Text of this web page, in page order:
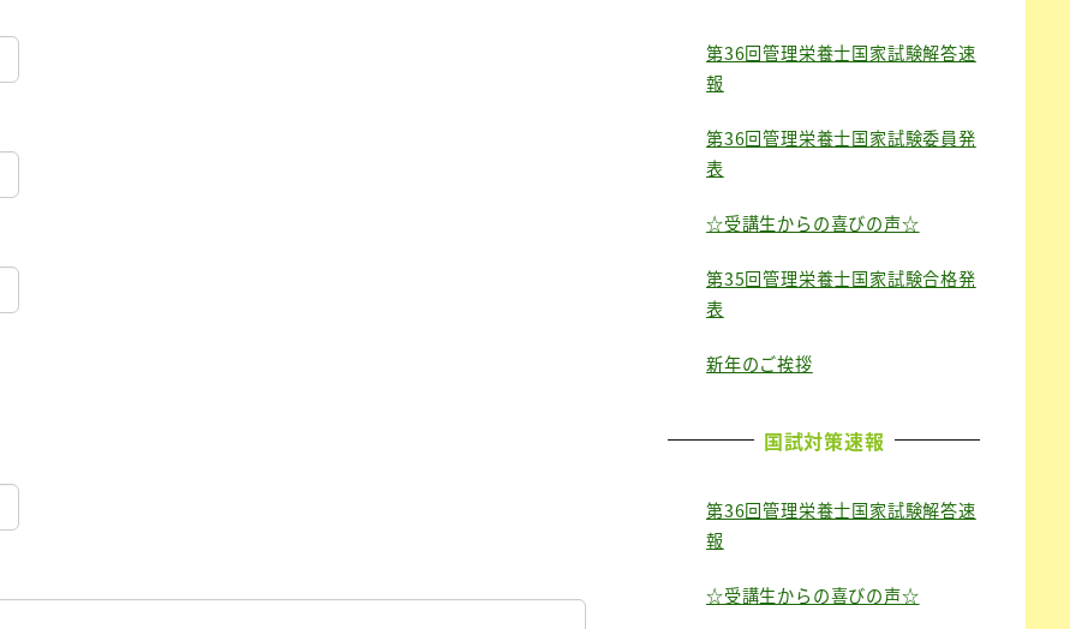
第36回管理栄養士国家試験解答速
報
第36回管理栄養士国家試験委員発
表
☆受講生からの喜びの声☆
第35回管理栄養士国家試験合格発
表
新年のご挨拶
国試対策速報
第36回管理栄養士国家試験解答速
報
☆受講生からの喜びの声☆